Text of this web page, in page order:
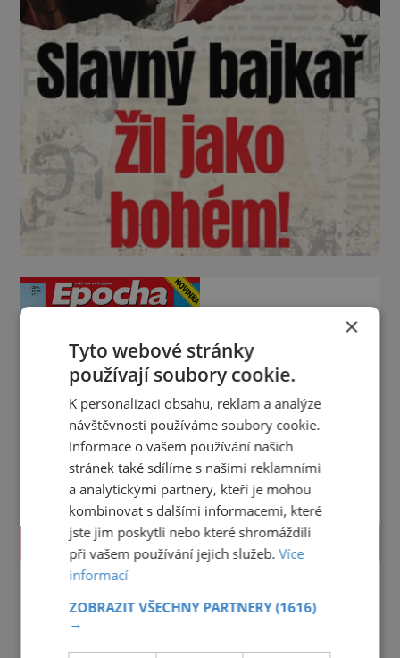
PROLISTOVAT
×
Tyto webové stránky
používají soubory cookie.
K personalizaci obsahu, reklam a analýze
návštěvnosti používáme soubory cookie.
Informace o vašem používání našich
stránek také sdílíme s našimi reklamními
a analytickými partnery, kteří je mohou
kombinovat s dalšími informacemi, které
jste jim poskytli nebo které shromáždili
při vašem používání jejich služeb.Více
informací
ZOBRAZIT VŠECHNY PARTNERY(1616)
→